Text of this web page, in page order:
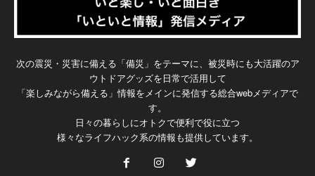
次の震災・災害に備える「備災」をテーマに、被災時にも大活躍のア
ウトドアグッズを日常で活用して
「楽しみながら備える」情報をメインに発信する総合webメディアで
す。
日々の暮らしにオトクで便利で役に立つ
様々なライフハック系の情報も提供しています。